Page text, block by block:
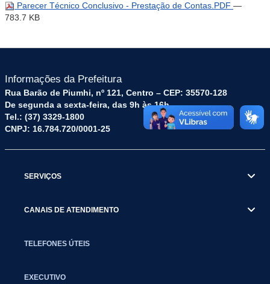
Parecer Técnico Conclusivo - Prestação de Contas.PDF —
783.7 KB
Informações da Prefeitura
Rua Barão de Piumhi, nº 121, Centro – CEP: 35570-128
De segunda a sexta-feira, das 9h às 16h
Tel.: (37) 3329-1800
CNPJ: 16.784.720/0001-25
SERVIÇOS
CANAIS DE ATENDIMENTO
TELEFONES ÚTEIS
EXECUTIVO